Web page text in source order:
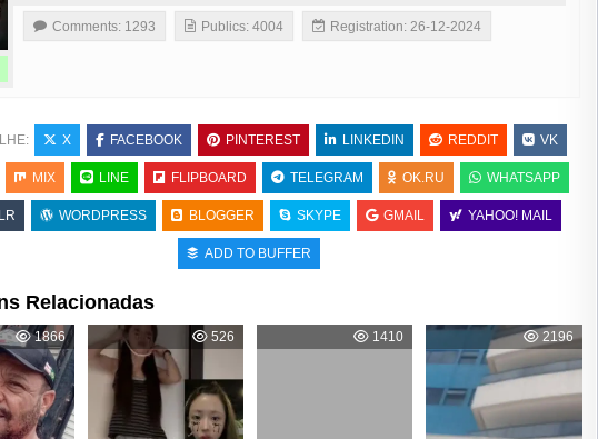
Comments: 1293 Publics: 4004 Registration: 26-12-2024
X FACEBOOK PINTEREST LINKEDIN REDDIT VK
MIX LINE FLIPBOARD TELEGRAM OK.RU WHATSAPP
WORDPRESS BLOGGER SKYPE GMAIL YAHOO! MAIL
ADD TO BUFFER
Relacionadas
1866 526 1410 2196